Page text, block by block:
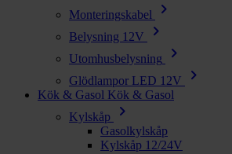
Monteringskabel chevron_right
Belysning 12V chevron_right
Utomhusbelysning chevron_right
Glödlampor LED 12V chevron_right
Kök & Gasol Kök & Gasol
Kylskåp
chevron_right
Gasolkylskåp
Kylskåp 12/24V